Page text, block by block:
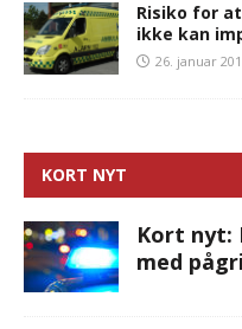
Risiko for
ikke kan
26. januar
KORT NYT
Kort nyt:
med